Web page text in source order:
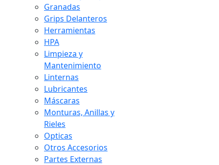
Granadas
Grips Delanteros
Herramientas
HPA
Limpieza y
Mantenimiento
Linternas
Lubricantes
Máscaras
Monturas, Anillas y
Rieles
Opticas
Otros Accesorios
Partes Externas